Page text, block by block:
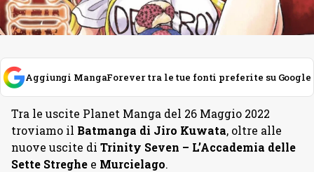
Aggiungi MangaForever tra le tue fonti preferite su Google
Tra le uscite Planet Manga del 26 Maggio 2022
troviamo il Batmanga di Jiro Kuwata, oltre alle
nuove uscite di Trinity Seven – L’Accademia delle
Sette Streghe e Murcielago.